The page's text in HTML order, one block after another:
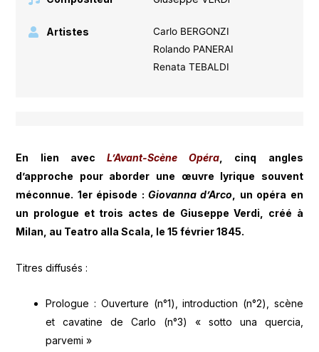
Artistes
Carlo BERGONZI
Rolando PANERAI
Renata TEBALDI
En lien avec L’Avant-Scène Opéra , cinq angles
d’approche pour aborder une œuvre lyrique souvent
méconnue. 1er épisode : Giovanna d’Arco , un opéra en
un prologue et trois actes de Giuseppe Verdi, créé à
Milan, au Teatro alla Scala, le 15 février 1845.
Titres diffusés :
Prologue : Ouverture (n°1), introduction (n°2), scène
et cavatine de Carlo (n°3) « sotto una quercia,
parvemi »